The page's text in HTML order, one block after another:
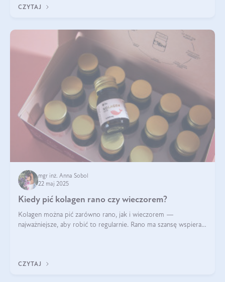
CZYTAJ
mgr inż. Anna Sobol
22 maj 2025
Kiedy pić kolagen rano czy wieczorem?
Kolagen można pić zarówno rano, jak i wieczorem —
najważniejsze, aby robić to regularnie. Rano ma szansę wspierać
CZYTAJ